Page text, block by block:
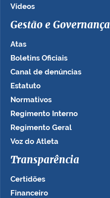
Vídeos
Gestão e Governança
Atas
Boletins Oficiais
Canal de denúncias
Estatuto
Normativos
Regimento Interno
Regimento Geral
Voz do Atleta
Transparência
Certidões
Financeiro